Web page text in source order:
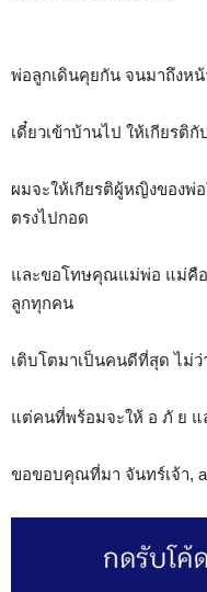
พ่อลูกเดินคุยกัน จนมาถึงห
เดี๋ยวเข้าบ้านไป ให้เกียรติ
ผมจะให้เกียรติผู้หญิงของพ่
ตรงไปกอด
และขอโทษคุณแม่พ่อ แม่คื
ลูกทุกคน
เติบโตมาเป็นคนดีที่สุด ไม่ว่
แต่คนที่พร้อมจะให้ อ ภั ย แ
ขอขอบคุณที่มา จันทร์เจ้า,